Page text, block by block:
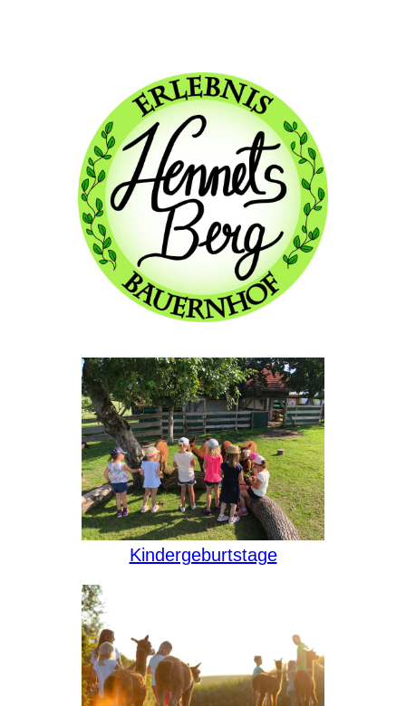
Kindergeburtstage